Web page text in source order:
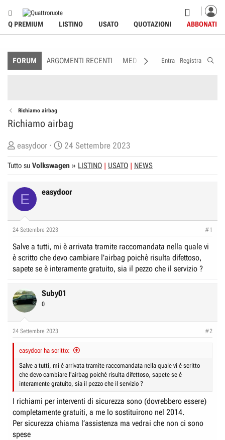
Q PREMIUM LISTINO USATO QUOTAZIONI ABBONATI
FORUM ARGOMENTI RECENTI MEDIA MEMBRI
Entra Registra
Richiamo airbag
Richiamo airbag
C
r
e
t
e
D
s
u
s
s
n
e
easydoor
D
a
t
d
i
z
i
24 Settembre 2023
Tutto su Volkswagen » LISTINO USATO NEWS
E easydoor
24 Settembre 2023 #1
Salve a tutti, mi è arrivata tramite raccomandata nella quale vi
è scritto che devo cambiare l'airbag poichè risulta difettoso,
sapete se è interamente gratuito, sia il pezzo che il servizio ?
Suby01
0
24 Settembre 2023 #2
easydoor ha scritto:
Salve a tutti, mi è arrivata tramite raccomandata nella quale vi è scritto
che devo cambiare l'airbag poichè risulta difettoso, sapete se è
interamente gratuito, sia il pezzo che il servizio ?
I richiami per interventi di sicurezza sono (dovrebbero essere)
completamente gratuiti, a me lo sostituirono nel 2014.
Per sicurezza chiama l’assistenza ma vedrai che non ci sono
spese